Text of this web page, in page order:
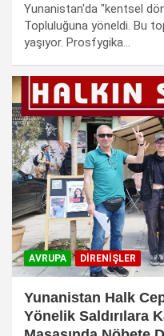
Yunanistan'da "kentsel
Topluluğuna yöneldi. Bu
yaşıyor. Prosfygika…
AVRUPA DIRENIŞLER
Yunanistan Halk
Yönelik Saldırılara